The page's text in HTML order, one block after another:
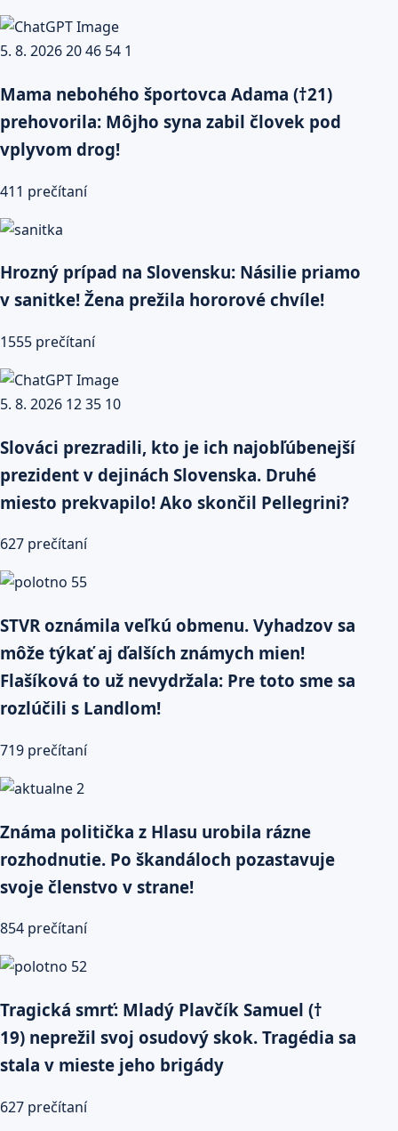
Mama nebohého športovca Adama (†21)
prehovorila: Môjho syna zabil človek pod
vplyvom drog!
411 prečítaní
Hrozný prípad na Slovensku: Násilie priamo
v sanitke! Žena prežila hororové chvíle!
1555 prečítaní
Slováci prezradili, kto je ich najobľúbenejší
prezident v dejinách Slovenska. Druhé
miesto prekvapilo! Ako skončil Pellegrini?
627 prečítaní
STVR oznámila veľkú obmenu. Vyhadzov sa
môže týkať aj ďalších známych mien!
Flašíková to už nevydržala: Pre toto sme sa
rozlúčili s Landlom!
719 prečítaní
Známa politička z Hlasu urobila rázne
rozhodnutie. Po škandáloch pozastavuje
svoje členstvo v strane!
854 prečítaní
Tragická smrť: Mladý Plavčík Samuel (†
19) neprežil svoj osudový skok. Tragédia sa
stala v mieste jeho brigády
627 prečítaní